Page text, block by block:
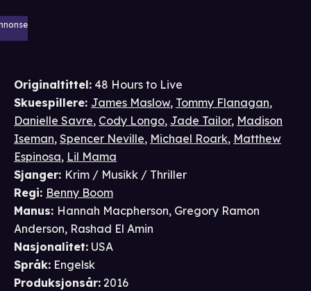
Originaltittel: 48 Hours to Live
Skuespillere: James Maslow, Tommy Flanagan,
Danielle Savre, Cody Longo, Jade Tailor, Madison
Iseman, Spencer Neville, Michael Roark, Matthew
Espinosa, Lil Mama
Sjanger: Krim / Musikk / Thriller
Regi: Benny Boom
Manus: Hannah Macpherson, Gregory Ramon
Anderson, Rashad El Amin
Nasjonalitet: USA
Språk: Engelsk
Produksjonsår: 2016